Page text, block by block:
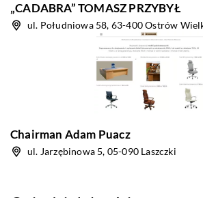
„CADABRA” TOMASZ PRZYBYŁ
ul. Południowa 58, 63-400 Ostrów
Chairman Adam Puacz
ul. Jarzębinowa 5, 05-090 Laszczki